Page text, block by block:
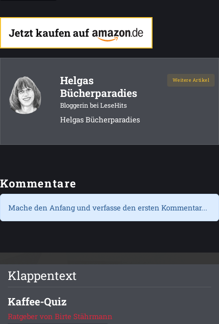
Jetzt kaufen auf
Helgas
Bücherparadies
Bloggerin bei LeseHits
Weitere Artikel
Helgas Bücherparadies
Kommentare
Mache den Anfang und verfasse den ersten Kommentar...
Klappentext
Kaffee-Quiz
Ratgeber von Birte Stährmann